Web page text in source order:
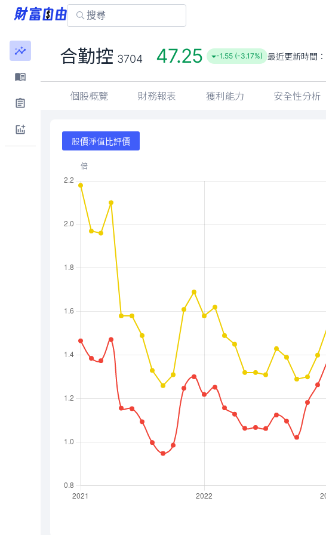
合勤控 3704 47.25 -1.55 (-3.17%) 最近更新時間：
個股概覽 財務報表 獲利能力 安全性分析
股價淨值比評價